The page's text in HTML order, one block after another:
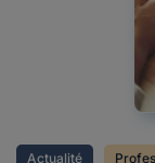
Actualité